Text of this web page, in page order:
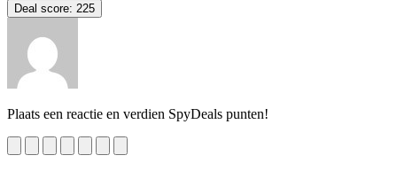
Deal score: 225
Plaats een reactie en verdien SpyDeals punten!